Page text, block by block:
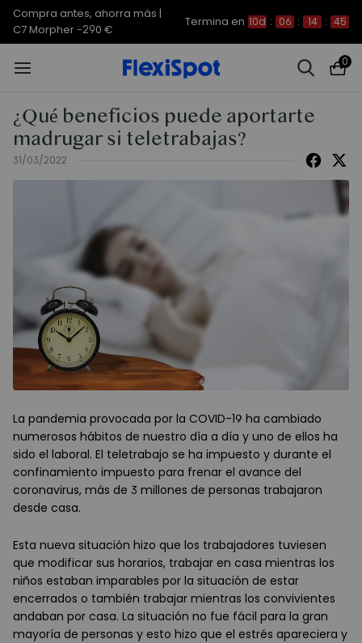
Compra antes, ahorra más |
C7 Morpher -290 €
Termina en 10d : 06 : 14 : 45
0
¿Qué beneficios puede aportarte
madrugar si teletrabajas?
31/03/2022
La pandemia provocada por la COVID-19 ha cambiado
numerosos hábitos de nuestro día a día y uno de ellos ha
sido el laboral. El teletrabajo se ha impuesto y durante el
confinamiento impuesto para frenar el avance del
coronavirus, más de 3 millones de personas trabajaron
desde casa.
Esta nueva situación hizo que los trabajadores tuviesen
que modificar sus horarios, trabajar en casa mientras los
niños estaban imparables por la situación de estar
encerrados o también trabajar mientras los convivientes
andaban por casa. La situación no fue fácil para la gran
mayoría de personas y esto hizo que el estrés apareciera y